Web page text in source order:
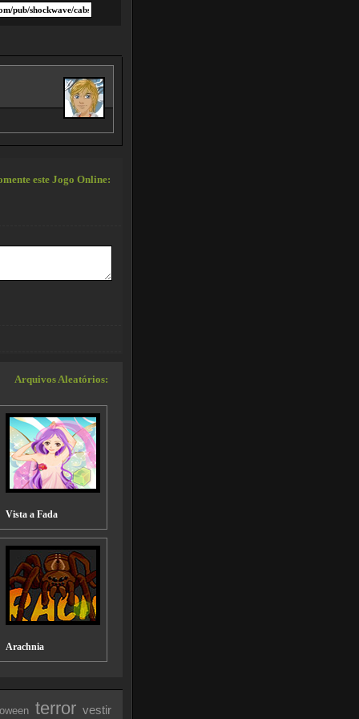
este Jogo Online:
Arquivos Aleatórios:
Vista a Fada
Arachnia
terror vestir